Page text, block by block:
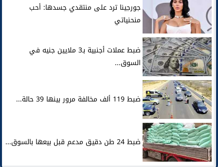
جورجينا ترد على منتقدي جسدها: أحب
منحنياتي
ضبط عملات أجنبية بـ3 ملايين جنيه في
السوق...
ضبط 119 ألف مخالفة مرور بينها 39 حالة...
ضبط 24 طن دقيق مدعم قبل بيعها بالسوق...